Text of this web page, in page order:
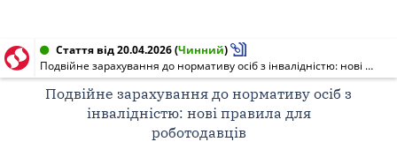
Стаття від 20.04.2026(Чинний)
Подвійне зарахування до нормативу осіб з інвалідністю: нові правила для роботодавців
Подвійне зарахування до нормативу осіб з
інвалідністю: нові правила для
роботодавців